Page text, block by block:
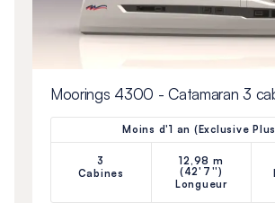
Moorings 4300 - Catamaran 3
Moins d'1 an (Exclusive
3
Cabines
12,98 m
(42'7'')
Longueur